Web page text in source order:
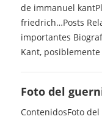
de immanuel
friedrich…Posts
importantes
Kant,
Foto del
ContenidosFoto